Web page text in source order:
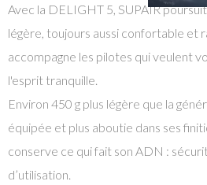
Avec la DELIGHT 5, SUPAIR
légère, toujours aussi confortable et
accompagne les pilotes qui veulent
l'esprit tranquille.
Environ 450 g plus légère que la
équipée et plus aboutie dans ses
conserve ce qui fait son ADN :
d’utilisation.